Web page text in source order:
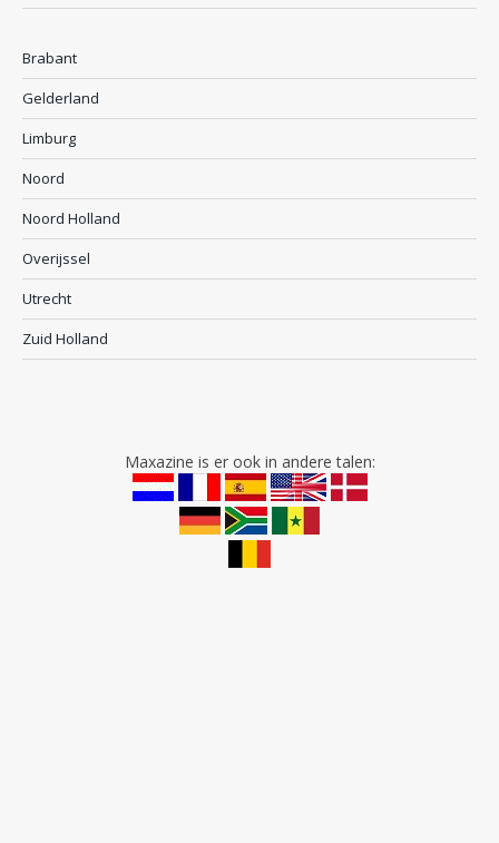
Brabant
Gelderland
Limburg
Noord
Noord Holland
Overijssel
Utrecht
Zuid Holland
Maxazine is er ook in andere talen: